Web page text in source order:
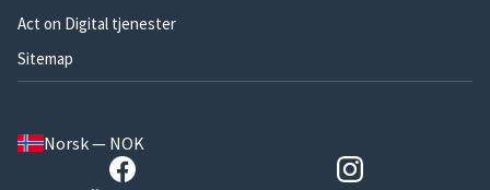
Act on Digital tjenester
Sitemap
Norsk — NOK